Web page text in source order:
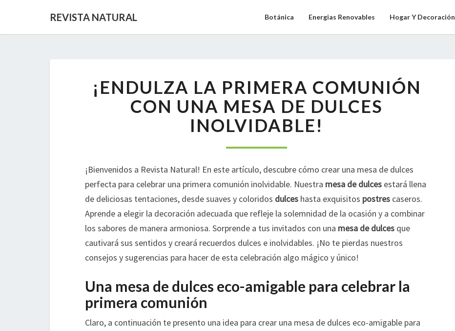
REVISTA NATURAL Botánica Energias Renovables Hogar Y Decoración
LA
PRIMERA
COMUNIÓN
CON
UNA
MESA
DULCES
INOLVIDABLE!
¡ENDULZA LA PRIMERA COMUNIÓN
CON UNA MESA DE DULCES
INOLVIDABLE!
¡Bienvenidos a Revista Natural! En este artículo, descubre cómo crear una mesa de dulces
perfecta para celebrar una primera comunión inolvidable. Nuestra mesa de dulces estará llena
de deliciosas tentaciones, desde suaves y coloridos dulces hasta exquisitos postres caseros.
Aprende a elegir la decoración adecuada que refleje la solemnidad de la ocasión y a combinar
los sabores de manera armoniosa. Sorprende a tus invitados con una mesa de dulces que
cautivará sus sentidos y creará recuerdos dulces e inolvidables. ¡No te pierdas nuestros
consejos y sugerencias para hacer de esta celebración algo mágico y único!
Una mesa de dulces eco-amigable para celebrar la
primera comunión
Claro, a continuación te presento una idea para crear una mesa de dulces eco-amigable para